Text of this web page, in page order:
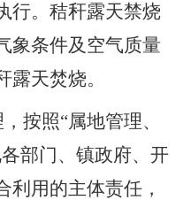
行。秸秆露天禁烧
象条件及空气质量
天焚烧。
，按照“属地管理、
部门、镇政府、开
利用的主体责任，